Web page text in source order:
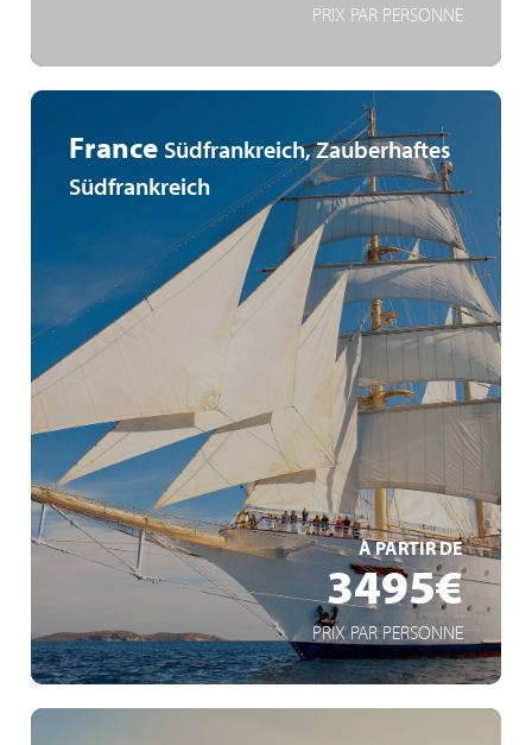
PRIX PAR PERSONNE
France Südfrankreich, Zauberhaftes
Südfrankreich
À PARTIR DE
3495€
PRIX PAR PERSONNE
Traumkulisse unter weißen Segeln
Privates Ambiente
Segelregatta vor St. Tropez
EN SAVOIR +